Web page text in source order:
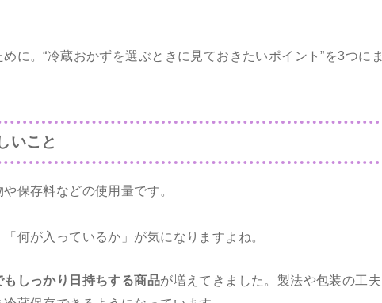
に。“冷蔵おかずを選ぶときに見ておきたいポイント”を3つにま
いこと
保存料などの使用量です。
何が入っているか」が気になりますよね。
しっかり日持ちする商品が増えてきました。製法や包装の工夫